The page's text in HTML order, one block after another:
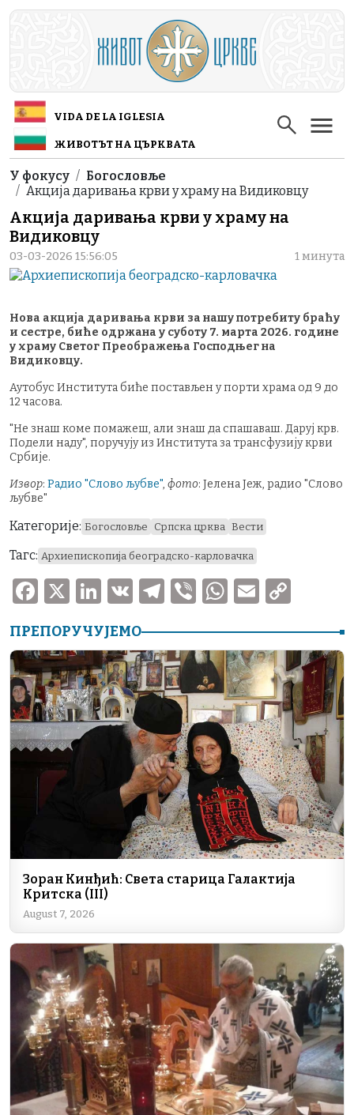
Skip to main content
VIDA DE LA IGLESIA
ЖИВОТЪТ НА ЦЪРКВАТА
Breadcrumb
У фокусу
Богословље
Акција даривања крви у храму на Видиковцу
Акција даривања крви у храму на
Видиковцу
03-03-2026 15:56:05 1 минута
Нова акција даривања крви за нашу потребиту браћу
и сестре, биће одржана у суботу 7. марта 2026. године
у храму Светог Преображења Господњег на
Видиковцу.
Аутобус Института биће постављен у порти храма од 9 до
12 часова.
"Не знаш коме помажеш, али знаш да спашаваш. Даруј крв.
Подели наду", поручују из Института за трансфузију крви
Србије.
Извор: Радио "Слово љубве", фото: Јелена Јеж, радио "Слово
љубве"
Категорије: Богословље Српска црква Вести
Тагс: Архиепископија београдско-карловачка
F
c
e
b
o
o
k
X
Li
k
e
dI
n
V
T
e
gr
a
m
V
er
W
at
s
A
p
p
E
ai
l
p
y
Li
n
k
ПРЕПОРУЧУЈЕМО
Зоран Кинђић: Света старица Галактија
Критска (III)
August 7, 2026